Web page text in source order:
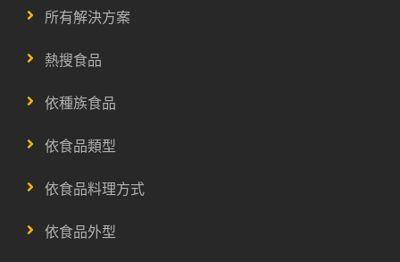
所有解決方案
熱搜食品
依種族食品
依食品類型
依食品料理方式
依食品外型